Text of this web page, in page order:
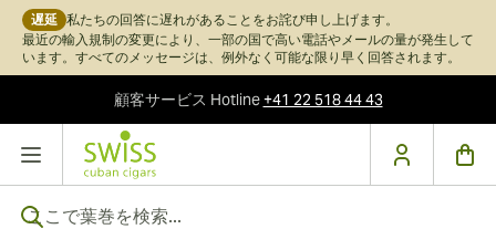
遅延 私たちの回答に遅れがあることをお詫び申し上げます。
最近の輸入規制の変更により、一部の国で高い電話やメールの量が発生して
います。すべてのメッセージは、例外なく可能な限り早く回答されます。
顧客サービス Hotline+41 22 518 44 43
コンテンツにスキップ